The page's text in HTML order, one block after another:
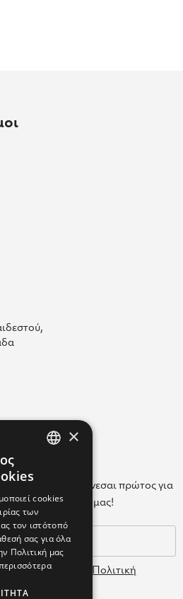
για να ενημερώνεσαι πρώτος για
προϊόντα μας!
Χρήσης
Πολιτική
×
cookies
των
τον ιστότοπό
σας για όλα
Πολιτική μας